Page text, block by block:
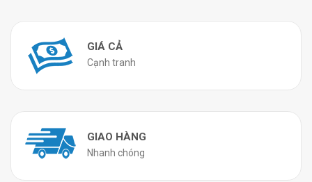
GIÁ CẢ
Cạnh tranh
GIAO HÀNG
Nhanh chóng